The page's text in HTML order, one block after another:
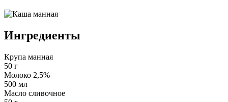
Ингредиенты
Крупа манная
50 г
Молоко 2,5%
500 мл
Масло сливочное